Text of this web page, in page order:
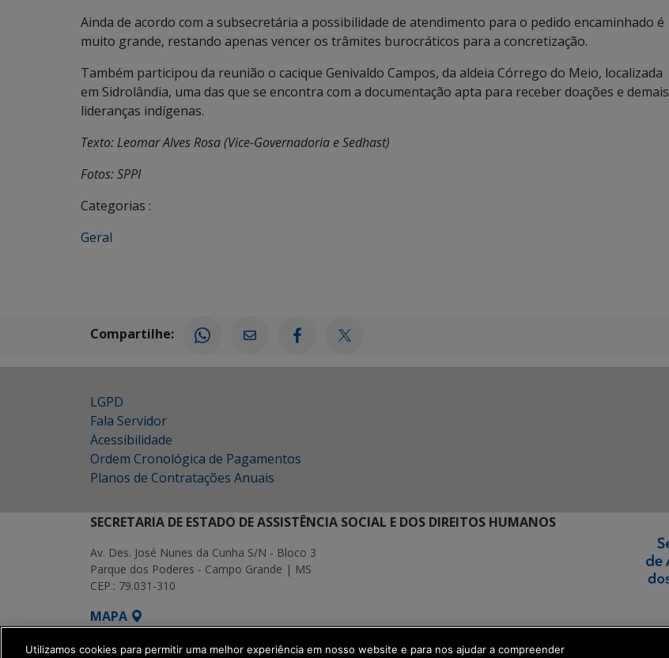
Ainda de acordo com a subsecretária a possibilidade de atendimento para o pedido encaminhado é
muito grande, restando apenas vencer os trâmites burocráticos para a concretização.
Também participou da reunião o cacique Genivaldo Campos, da aldeia Córrego do Meio, localizada
em Sidrolândia, uma das que se encontra com a documentação apta para receber doações e demais
lideranças indígenas.
Texto: Leomar Alves Rosa (Vice-Governadoria e Sedhast)
Fotos: SPPI
Categorias :
Geral
Compartilhe:
LGPD
Fala Servidor
Acessibilidade
Ordem Cronológica de Pagamentos
Planos de Contratações Anuais
SECRETARIA DE ESTADO DE ASSISTÊNCIA SOCIAL E DOS DIREITOS HUMANOS
Av. Des. José Nunes da Cunha S/N - Bloco 3
Parque dos Poderes - Campo Grande | MS
CEP.: 79.031-310
MAPA
SETDIG | Secretaria-Executiva de Transformação Digital
Utilizamos cookies para permitir uma melhor experiência em nosso website e para nos ajudar a compreender